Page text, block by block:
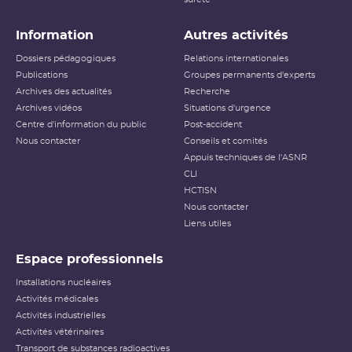
Information
Dossiers pédagogiques
Publications
Archives des actualités
Archives vidéos
Centre d'information du public
Nous contacter
Autres activités
Relations internationales
Groupes permanents d'experts
Recherche
Situations d'urgence
Post-accident
Conseils et comités
Appuis techniques de l'ASNR
CLI
HCTISN
Nous contacter
Liens utiles
Espace professionnels
Installations nucléaires
Activités médicales
Activités industrielles
Activités vétérinaires
Transport de substances radioactives